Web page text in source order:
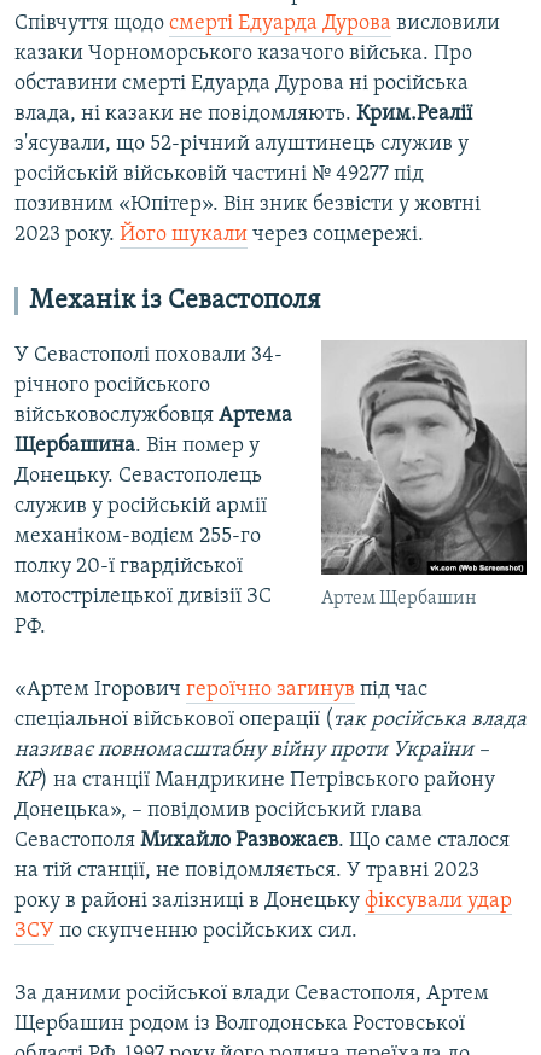
Співчуття щодо смерті Едуарда Дурова висловили
казаки Чорноморського казачого війська. Про
обставини смерті Едуарда Дурова ні російська
влада, ні казаки не повідомляють. Крим.Реалії
з'ясували, що 52-річний алуштинець служив у
російській військовій частині № 49277 під
позивним «Юпітер». Він зник безвісти у жовтні
2023 року. Його шукали через соцмережі.
Механік із Севастополя
Артем Щербашин
У Севастополі поховали 34-
річного російського
військовослужбовця Артема
Щербашина. Він помер у
Донецьку. Севастополець
служив у російській армії
механіком-водієм 255-го
полку 20-ї гвардійської
мотострілецької дивізії ЗС
РФ.
«Артем Ігорович героїчно загинув під час
спеціальної військової операції ( так російська влада
називає повномасштабну війну проти України –
КР) на станції Мандрикине Петрівського району
Донецька», – повідомив російський глава
Севастополя Михайло Развожаєв. Що саме сталося
на тій станції, не повідомляється. У травні 2023
року в районі залізниці в Донецьку фіксували удар
ЗСУ по скупченню російських сил.
За даними російської влади Севастополя, Артем
Щербашин родом із Волгодонська Ростовської